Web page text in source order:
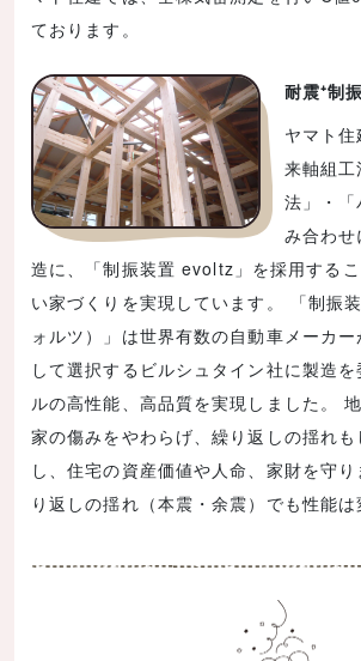
ております。
耐震⁺制
ヤマト
来軸組
法」・「
み合わ
造に、「制振装置 evoltz」を採用する
い家づくりを実現しています。 「制振装置evoltz（エヴ
ォルツ）」は世界有数の自動車メーカー
して選択するビルシュタイン社に製造
ルの高性能、高品質を実現しました。
家の傷みをやわらげ、繰り返しの揺れ
し、住宅の資産価値や人命、家財を守
り返しの揺れ（本震・余震）でも性能は